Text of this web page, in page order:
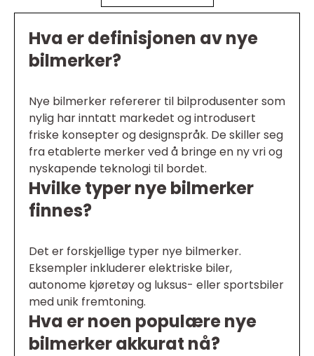
Hva er definisjonen av nye
bilmerker?
Nye bilmerker refererer til bilprodusenter som
nylig har inntatt markedet og introdusert
friske konsepter og designspråk. De skiller seg
fra etablerte merker ved å bringe en ny vri og
nyskapende teknologi til bordet.
Hvilke typer nye bilmerker
finnes?
Det er forskjellige typer nye bilmerker.
Eksempler inkluderer elektriske biler,
autonome kjøretøy og luksus- eller sportsbiler
med unik fremtoning.
Hva er noen populære nye
bilmerker akkurat nå?